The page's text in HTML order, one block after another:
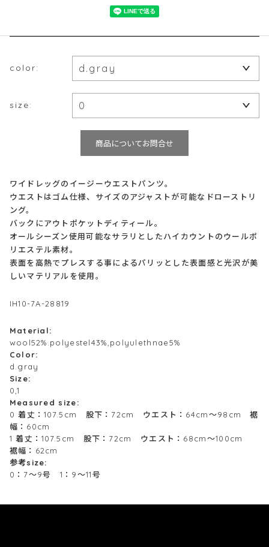
color:
size:
商品についてお問合せ
ワイドレッグのイージーウエストパンツ。
ウエストはゴム仕様、サイズのアジャストが可能なドローストリ
ング。
バックにアウトポケットディティール。
オールシーズン使用可能なサラリとしたハイカウントのウールポ
リエステル素材。
表面を高熱でプレスする事によるパリッとした表面感と光沢が美
しいマテリアルを使用。
IH10-7A-28819
Material:
wool52%.polyestel43%,polyulethnae5%
Color:
d.gray
Size:
0,1
Measured size:
0 着丈：107.5cm 股下：72cm ウエスト：64cm～98cm 裾
幅：60cm
1 着丈：107.5cm 股下：72cm ウエスト：68cm～100cm
裾幅：62cm
参考size:
0：7～9号 1：9～11号